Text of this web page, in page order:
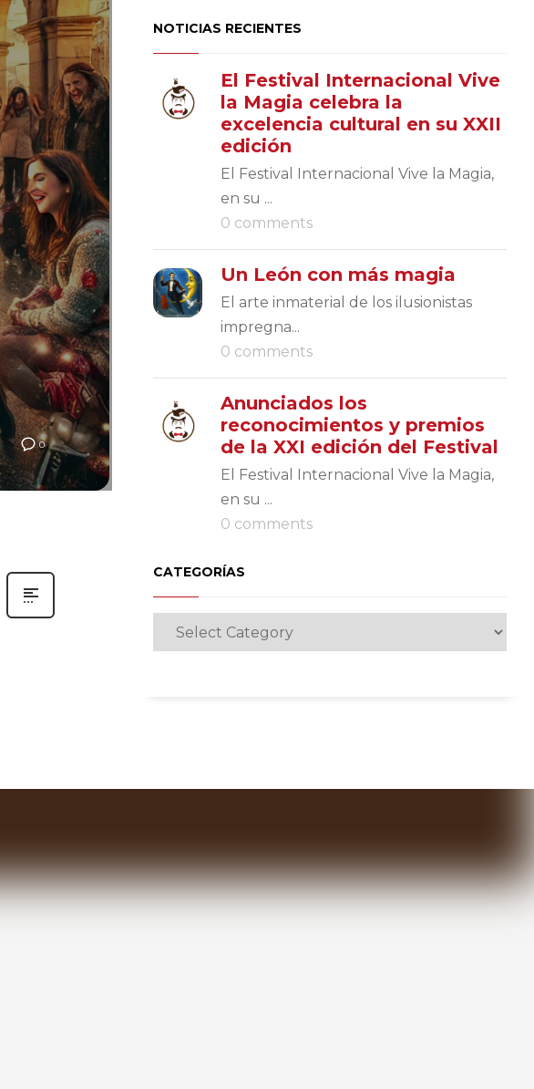
0
NOTICIAS RECIENTES
El Festival Internacional Vive
la Magia celebra la
excelencia cultural en su XXII
edición
El Festival Internacional Vive la Magia,
en su ...
0 comments
Un León con más magia
El arte inmaterial de los ilusionistas
impregna...
0 comments
Anunciados los
reconocimientos y premios
de la XXI edición del Festival
El Festival Internacional Vive la Magia,
en su ...
0 comments
CATEGORÍAS